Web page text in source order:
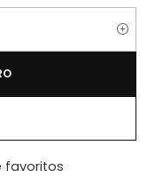
favoritos